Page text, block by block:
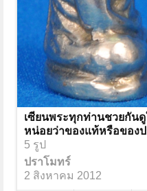
เซียนพระทุกท่านชวยกันดู
หน่อยว่าของแท้หรือของ
5 รูป
ปราโมทร์
2 สิงหาคม 2012